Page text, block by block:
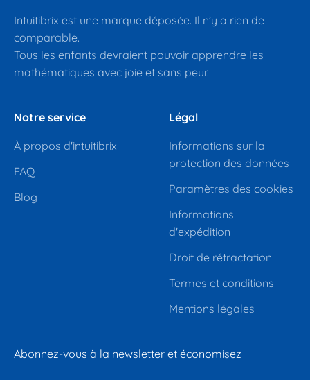
Intuitibrix est une marque déposée. Il n’y a rien de
comparable.
Tous les enfants devraient pouvoir apprendre les
mathématiques avec joie et sans peur.
Notre service
À propos d'intuitibrix
FAQ
Blog
Légal
Informations sur la
protection des données
Paramètres des cookies
Informations
d'expédition
Droit de rétractation
Termes et conditions
Mentions légales
Abonnez-vous à la newsletter et économisez